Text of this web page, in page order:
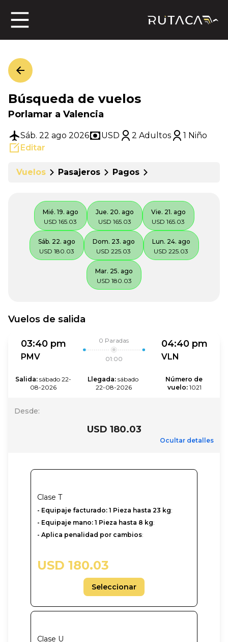
Búsqueda de vuelos
Porlamar a Valencia
Sáb. 22 ago 2026 USD 2 Adultos
1 Niño
Editar
Vuelos Pasajeros Pagos
Mié. 19. ago
USD 165.03
Jue. 20. ago
USD 165.03
Vie. 21. ago
USD 165.03
Sáb. 22. ago
USD 180.03
Dom. 23. ago
USD 225.03
Lun. 24. ago
USD 225.03
Mar. 25. ago
USD 180.03
Vuelos de salida
03:40 pm
PMV
0 Paradas
01:00
04:40 pm
VLN
Salida: sábado 22-
08-2026
Llegada: sábado
22-08-2026
Número de
vuelo: 1021
Desde:
USD 180.03
Ocultar detalles
Clase T
- Equipaje facturado: 1 Pieza hasta 23 kg:
- Equipaje mano: 1 Pieza hasta 8 kg:
- Aplica penalidad por cambios:
USD 180.03
Seleccionar
Clase U